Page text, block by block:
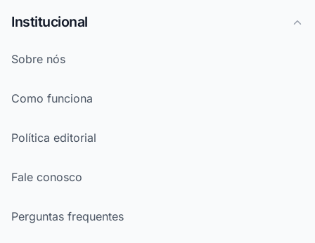
Institucional
Sobre nós
Como funciona
Política editorial
Fale conosco
Perguntas frequentes